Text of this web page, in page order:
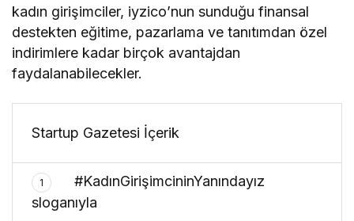
kadın girişimciler, iyzico’nun sunduğu finansal
destekten eğitime, pazarlama ve tanıtımdan özel
indirimlere kadar birçok avantajdan
faydalanabilecekler.
Startup Gazetesi İçerik
1
#KadınGirişimcininYanındayız
sloganıyla